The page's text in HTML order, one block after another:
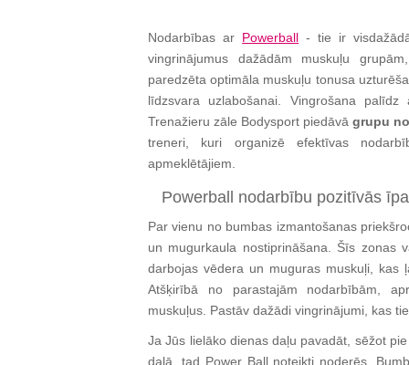
Nodarbības ar Powerball - tie ir
vingrinājumus dažādām muskuļu
paredzēta optimāla muskuļu tonusa
līdzsvara uzlabošanai. Vingrošana
Trenažieru zāle Bodysport piedāvā grupu
treneri, kuri organizē efektīvas
apmeklētājiem.
Powerball nodarbību pozitīvās
Par vienu no bumbas izmantošanas
un mugurkaula nostiprināšana. Šīs zonas
darbojas vēdera un muguras muskuļi, kas
Atšķirībā no parastajām nodarbībām,
muskuļus. Pastāv dažādi vingrinājumi, kas
Ja Jūs lielāko dienas daļu pavadāt, sēžot
daļā, tad Power Ball noteikti noderēs.